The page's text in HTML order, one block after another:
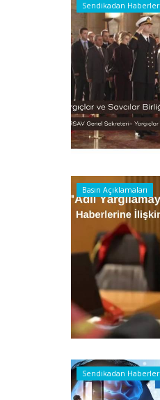
Sendikadan Haberler
Basın Açıklamaları
Sendikadan Haberler